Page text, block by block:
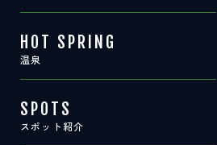
HOT SPRING
温泉
SPOTS
スポット紹介